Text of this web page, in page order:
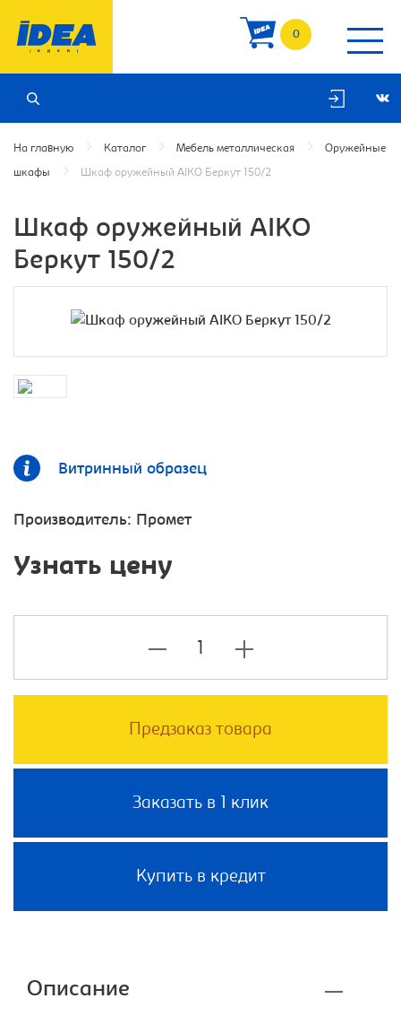
0
На главную Каталог Мебель металлическая Оружейные
шкафы Шкаф оружейный AIKO Беркут 150/2
Шкаф оружейный AIKO
Беркут 150/2
Витринный образец
Производитель: Промет
Узнать цену
Предзаказ товара
Заказать в 1 клик
Купить в кредит
Описание